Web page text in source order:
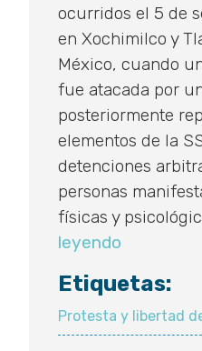
ocurridos el 5 de
en Xochimilco y
México, cuando
fue atacada por
posteriormente
elementos de la
detenciones
personas
físicas y
leyendo
daño
extendido
Etiquetas:
Protesta y libertad